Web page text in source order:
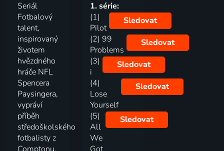
Seriál
Fotbalový
talent,
inspirovaný
životem
hvězdného
hráče NFL
Spencera
Paysingera,
vypráví
příběh
středoškolského
fotbalisty z
1. série:
(1)
Pilot
Sledovat
(2) 99
Problems
Sledovat
(3)
i
Sledovat
(4)
Lose
Yourself
Sledovat
(5)
All
We
Sledovat